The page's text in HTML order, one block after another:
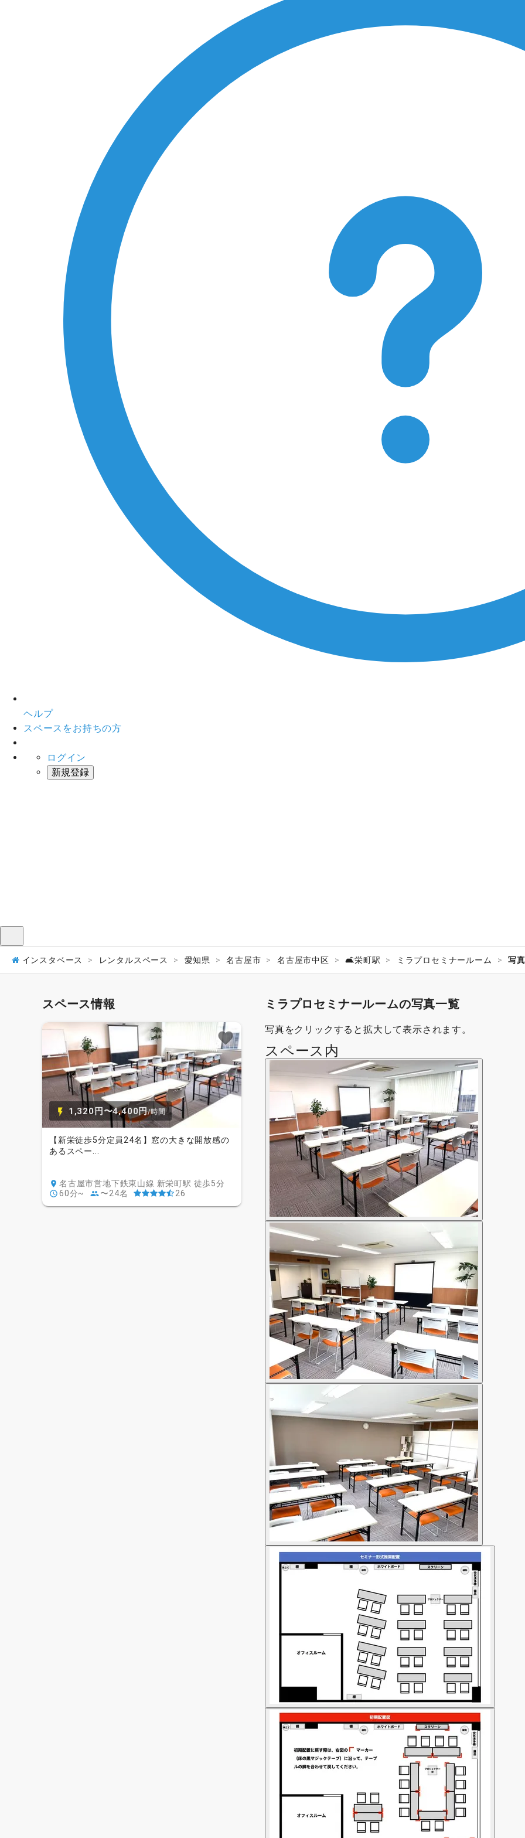
ヘルプ
スペースをお持ちの方
ログイン
新規登録
インスタベース レンタルスペース 愛知県 名古屋市 名古屋市中区 🛋️栄町駅 ミラプロセミナールーム 写
スペース情報
1,320円〜4,400円/時間
【新栄徒歩5分定員24名】窓の大きな開放感の
あるスペー...
名古屋市営地下鉄東山線 新栄町駅 徒歩5分
60分~
〜24名 26
ミラプロセミナールームの写真一覧
写真をクリックすると拡大して表示されます。
スペース内